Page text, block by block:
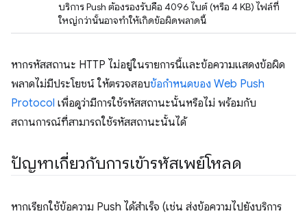
บริการ Push ต้องรองรับคือ 4096 ไบต์ (หรือ 4 KB) ไฟล์ที่
ใหญ่กว่านั้นอาจทำให้เกิดข้อผิดพลาดนี้
หากรหัสสถานะ HTTP ไม่อยู่ในรายการนี้และข้อความแสดงข้อผิด
พลาดไม่มีประโยชน์ ให้ตรวจสอบข้อกำหนดของ Web Push
Protocol เพื่อดูว่ามีการใช้รหัสสถานะนั้นหรือไม่ พร้อมกับ
สถานการณ์ที่สามารถใช้รหัสสถานะนั้นได้
ปัญหาเกี่ยวกับการเข้ารหัสเพย์โหลด
หากเรียกใช้ข้อความ Push ได้สําเร็จ (เช่น ส่งข้อความไปยังบริการ